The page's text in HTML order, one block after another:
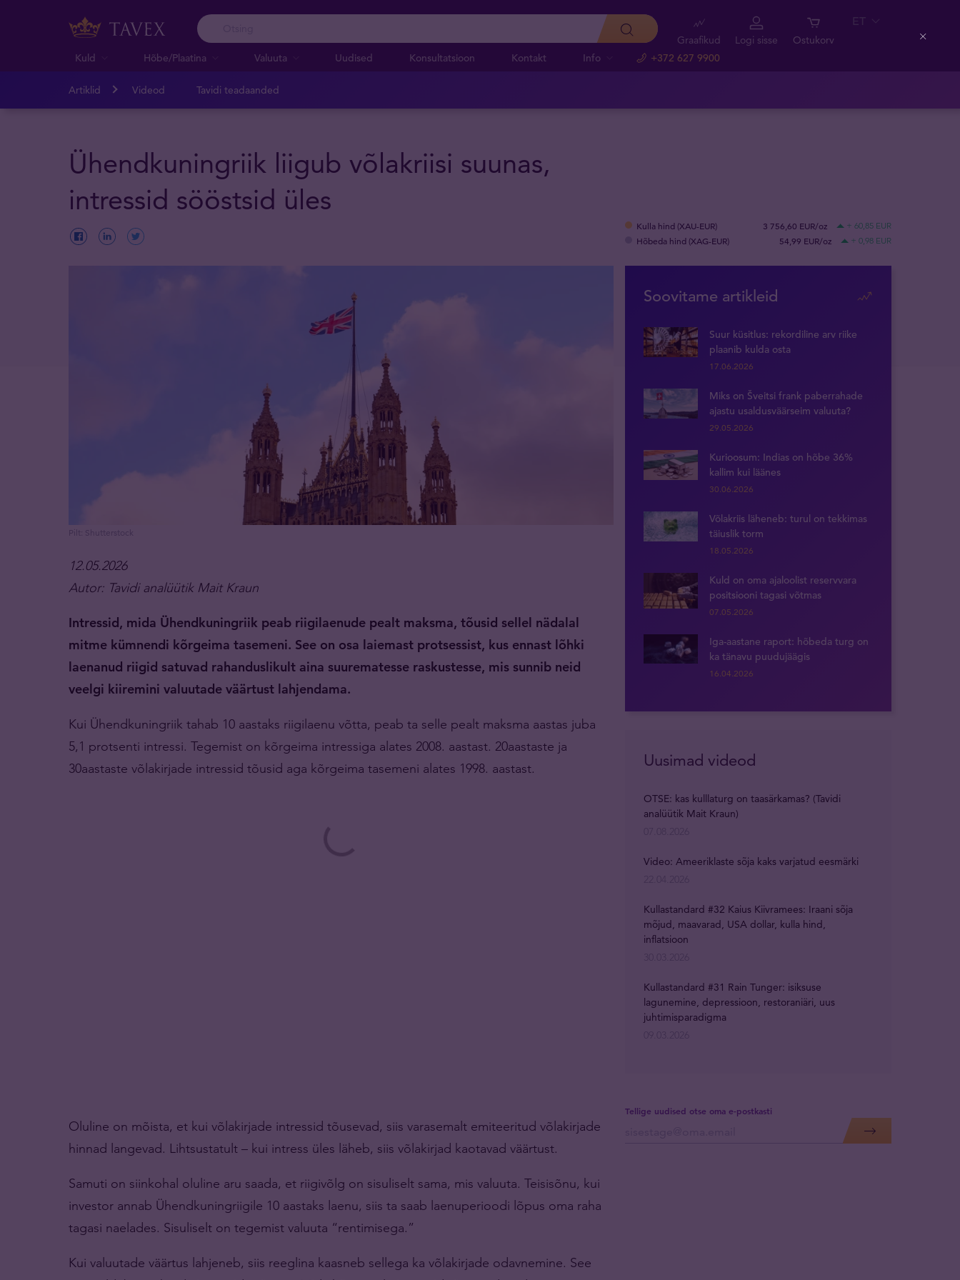
Kuld Hõbe/Plaatina Valuuta Uudised Konsultatsioon Kontakt Info +372 627 9900
Graafikud Logi sisse Ostukorv
ET
Artiklid Videod Tavidi teadaanded
Ühendkuningriik liigub võlakriisi suunas,
intressid sööstsid üles
Kulla hind (XAU-EUR) 3 756,60 EUR/oz + 60,85 EUR
Hõbeda hind (XAG-EUR) 54,99 EUR/oz + 0,98 EUR
Pilt: Shutterstock
12.05.2026
Autor: Tavidi analüütik Mait Kraun
Intressid, mida Ühendkuningriik peab riigilaenude pealt maksma, tõusid sellel nädalal
mitme kümnendi kõrgeima tasemeni. See on osa laiemast protsessist, kus ennast lõhki
laenanud riigid satuvad rahanduslikult aina suurematesse raskustesse, mis sunnib neid
veelgi kiiremini valuutade väärtust lahjendama.
Kui Ühendkuningriik tahab 10 aastaks riigilaenu võtta, peab ta selle pealt maksma aastas juba
5,1 protsenti intressi. Tegemist on kõrgeima intressiga alates 2008. aastast. 20aastaste ja
30aastaste võlakirjade intressid tõusid aga kõrgeima tasemeni alates 1998. aastast.
Oluline on mõista, et kui võlakirjade intressid tõusevad, siis varasemalt emiteeritud võlakirjade
hinnad langevad. Lihtsustatult – kui intress üles läheb, siis võlakirjad kaotavad väärtust.
Samuti on siinkohal oluline aru saada, et riigivõlg on sisuliselt sama, mis valuuta. Teisisõnu, kui
investor annab Ühendkuningriigile 10 aastaks laenu, siis ta saab laenuperioodi lõpus oma raha
tagasi naelades. Sisuliselt on tegemist valuuta “rentimisega.”
Kui valuutade väärtus lahjeneb, siis reeglina kaasneb sellega ka võlakirjade odavnemine. See
Soovitame artikleid
Suur küsitlus: rekordiline arv riike
plaanib kulda osta
17.06.2026
Miks on Šveitsi frank paberrahade
ajastu usaldusväärseim valuuta?
29.05.2026
Kurioosum: Indias on hõbe 36%
kallim kui läänes
30.06.2026
Võlakriis läheneb: turul on tekkimas
täiuslik torm
18.05.2026
Kuld on oma ajaloolist reservvara
positsiooni tagasi võtmas
07.05.2026
Iga-aastane raport: hõbeda turg on
ka tänavu puudujäägis
16.04.2026
Tellige uudised otse oma e-postkasti
Uusimad videod
OTSE: kas kulllaturg on taasärkamas? (Tavidi
analüütik Mait Kraun)
Video: Ameeriklaste sõja kaks varjatud eesmärki
Kullastandard #32 Kaius Kiivramees: Iraani sõja
mõjud, maavarad, USA dollar, kulla hind,
inflatsioon
Kullastandard #31 Rain Tunger: isiksuse
lagunemine, depressioon, restoraniäri, uus
juhtimisparadigma
Close